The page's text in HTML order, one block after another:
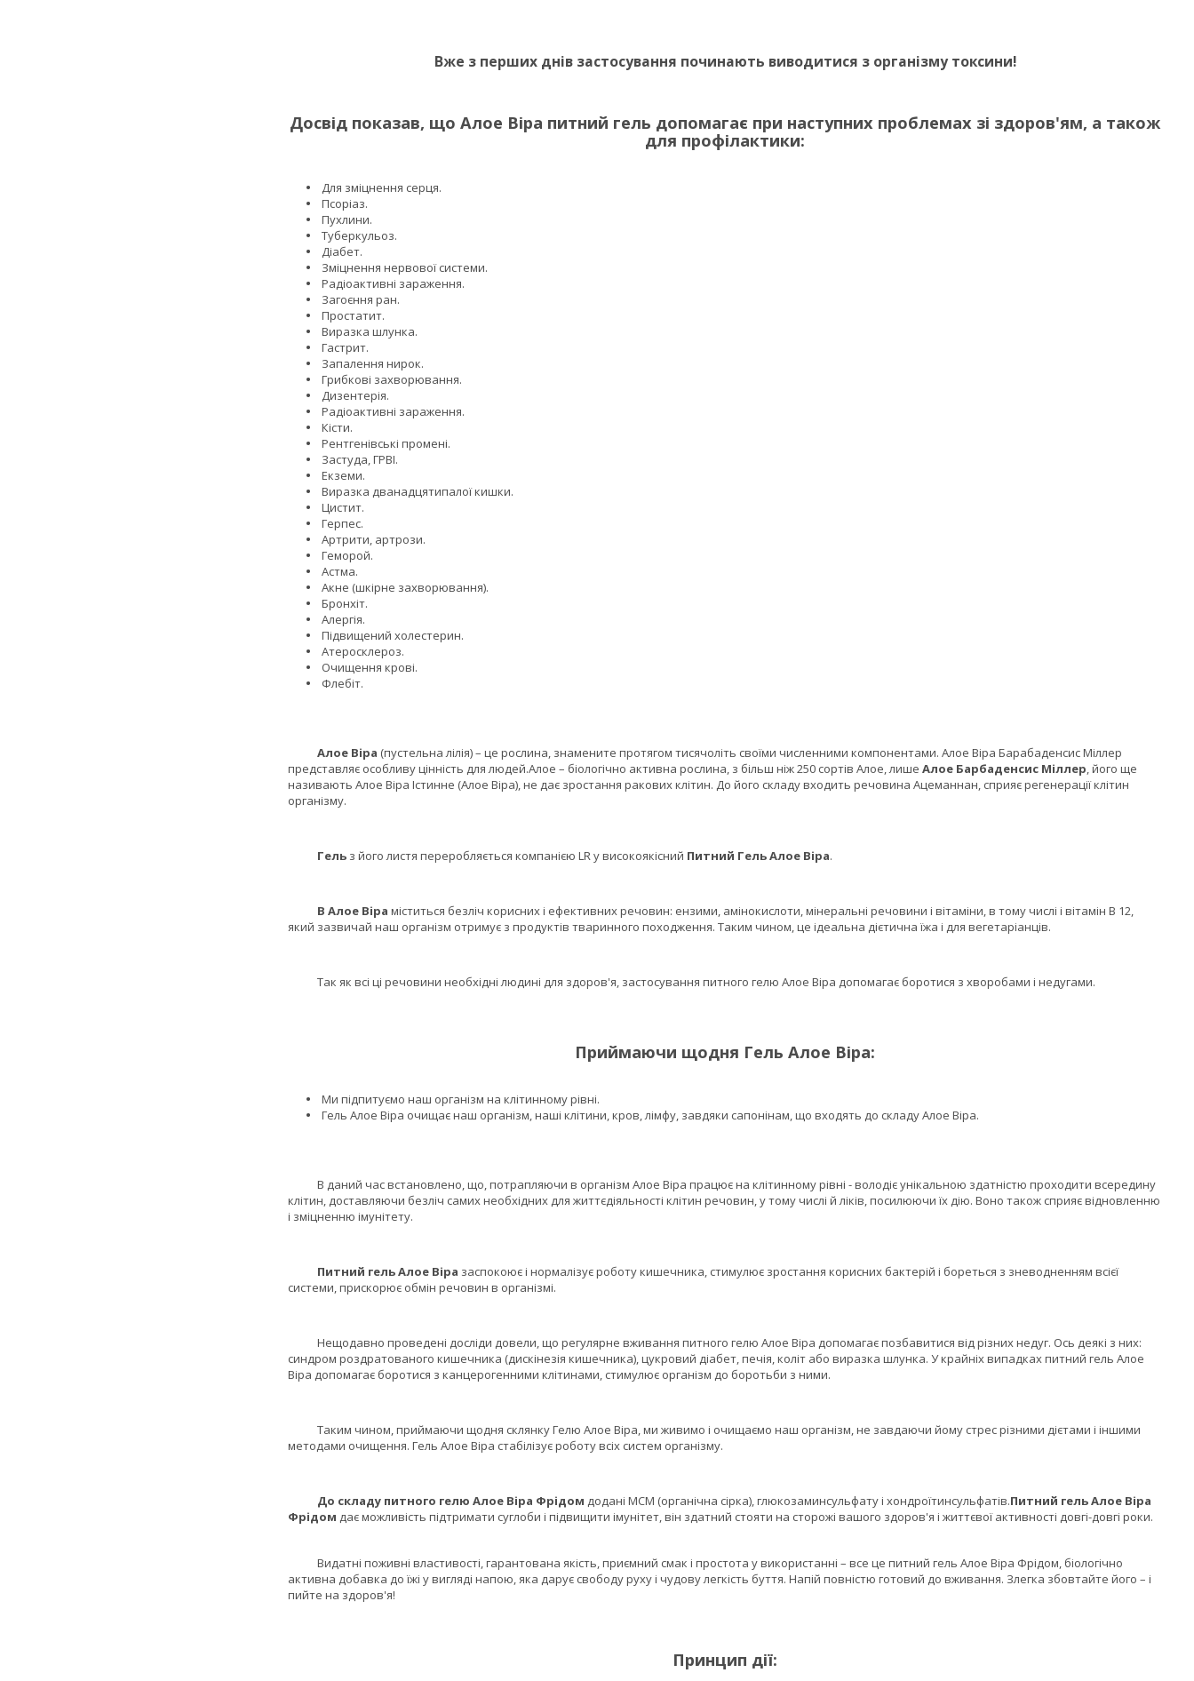
Вже з перших днів застосування починають виводитися з організму токсини!
Досвід показав, що Алое Віра питний гель допомагає при наступних проблемах зі здоров'ям, а також
для профілактики:
Для зміцнення серця.
Псоріаз.
Пухлини.
Туберкульоз.
Діабет.
Зміцнення нервової системи.
Радіоактивні зараження.
Загоєння ран.
Простатит.
Виразка шлунка.
Гастрит.
Запалення нирок.
Грибкові захворювання.
Дизентерія.
Радіоактивні зараження.
Кісти.
Рентгенівські промені.
Застуда, ГРВІ.
Екземи.
Виразка дванадцятипалої кишки.
Цистит.
Герпес.
Артрити, артрози.
Геморой.
Астма.
Акне (шкірне захворювання).
Бронхіт.
Алергія.
Підвищений холестерин.
Атеросклероз.
Очищення крові.
Флебіт.
Алое Віра (пустельна лілія) – це рослина, знамените протягом тисячоліть своїми численними компонентами. Алое Віра Барабаденсис Міллер
представляє особливу цінність для людей.Алое – біологічно активна рослина, з більш ніж 250 сортів Алое, лише Алое Барбаденсис Міллер, його ще
називають Алое Віра Істинне (Алое Віра), не дає зростання ракових клітин. До його складу входить речовина Ацеманнан, сприяє регенерації клітин
організму.
Гель з його листя переробляється компанією LR у високоякісний Питний Гель Алое Віра.
В Алое Віра міститься безліч корисних і ефективних речовин: ензими, амінокислоти, мінеральні речовини і вітаміни, в тому числі і вітамін В 12,
який зазвичай наш організм отримує з продуктів тваринного походження. Таким чином, це ідеальна дієтична їжа і для вегетаріанців.
Так як всі ці речовини необхідні людині для здоров'я, застосування питного гелю Алое Віра допомагає боротися з хворобами і недугами.
Приймаючи щодня Гель Алое Віра:
Ми підпитуємо наш організм на клітинному рівні.
Гель Алое Віра очищає наш організм, наші клітини, кров, лімфу, завдяки сапонінам, що входять до складу Алое Віра.
В даний час встановлено, що, потрапляючи в організм Алое Віра працює на клітинному рівні - володіє унікальною здатністю проходити всередину
клітин, доставляючи безліч самих необхідних для життєдіяльності клітин речовин, у тому числі й ліків, посилюючи їх дію. Воно також сприяє відновленню
і зміцненню імунітету.
Питний гель Алое Віра заспокоює і нормалізує роботу кишечника, стимулює зростання корисних бактерій і бореться з зневодненням всієї
системи, прискорює обмін речовин в організмі.
Нещодавно проведені досліди довели, що регулярне вживання питного гелю Алое Віра допомагає позбавитися від різних недуг. Ось деякі з них:
синдром роздратованого кишечника (дискінезія кишечника), цукровий діабет, печія, коліт або виразка шлунка. У крайніх випадках питний гель Алое
Віра допомагає боротися з канцерогенними клітинами, стимулює організм до боротьби з ними.
Таким чином, приймаючи щодня склянку Гелю Алое Віра, ми живимо і очищаємо наш організм, не завдаючи йому стрес різними дієтами і іншими
методами очищення. Гель Алое Віра стабілізує роботу всіх систем організму.
До складу питного гелю Алое Віра Фрідом додані МСМ (органічна сірка), глюкозаминсульфату і хондроїтинсульфатів.Питний гель Алое Віра
Фрідом дає можливість підтримати суглоби і підвищити імунітет, він здатний стояти на сторожі вашого здоров'я і життєвої активності довгі-довгі роки.
Видатні поживні властивості, гарантована якість, приємний смак і простота у використанні – все це питний гель Алое Віра Фрідом, біологічно
активна добавка до їжі у вигляді напою, яка дарує свободу руху і чудову легкість буття. Напій повністю готовий до вживання. Злегка збовтайте його – і
пийте на здоров'я!
Принцип дії: